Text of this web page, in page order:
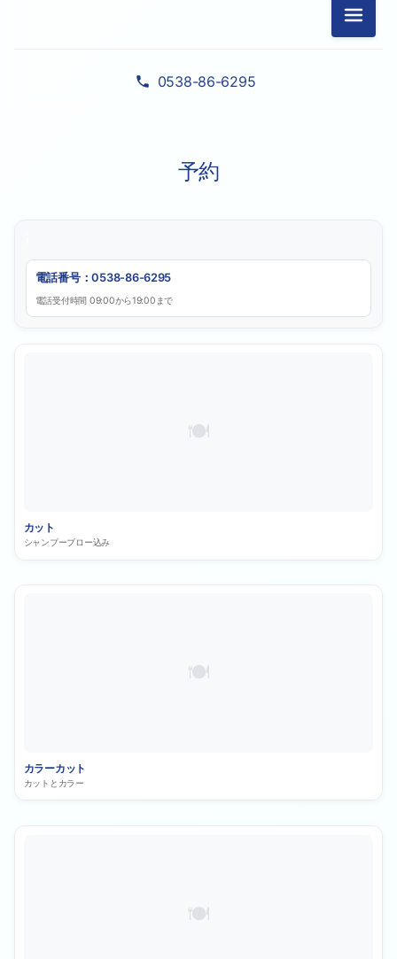
0538-86-6295
メニュ
予約
電話番号：0538-86-6295
電話受付時間 09:00から19:00まで
カット
シャンプーブロー込み
カラーカット
カットとカラー